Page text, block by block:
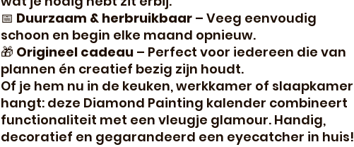
📅 Duurzaam & herbruikbaar – Veeg eenvoudig
schoon en begin elke maand opnieuw.
🎁 Origineel cadeau – Perfect voor iedereen die van
plannen én creatief bezig zijn houdt.
Of je hem nu in de keuken, werkkamer of slaapkamer
hangt: deze Diamond Painting kalender combineert
functionaliteit met een vleugje glamour. Handig,
decoratief en gegarandeerd een eyecatcher in huis!